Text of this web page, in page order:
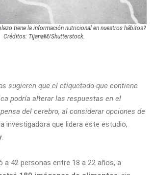
tiene la información nutricional en nuestros hábitos?
Créditos: TijanaM/Shutterstock.
sugieren que el etiquetado que contiene
podría alterar las respuestas en el
del cerebro, al considerar opciones de
investigadora que lidera este estudio,
.
42 personas entre 18 a 22 años, a